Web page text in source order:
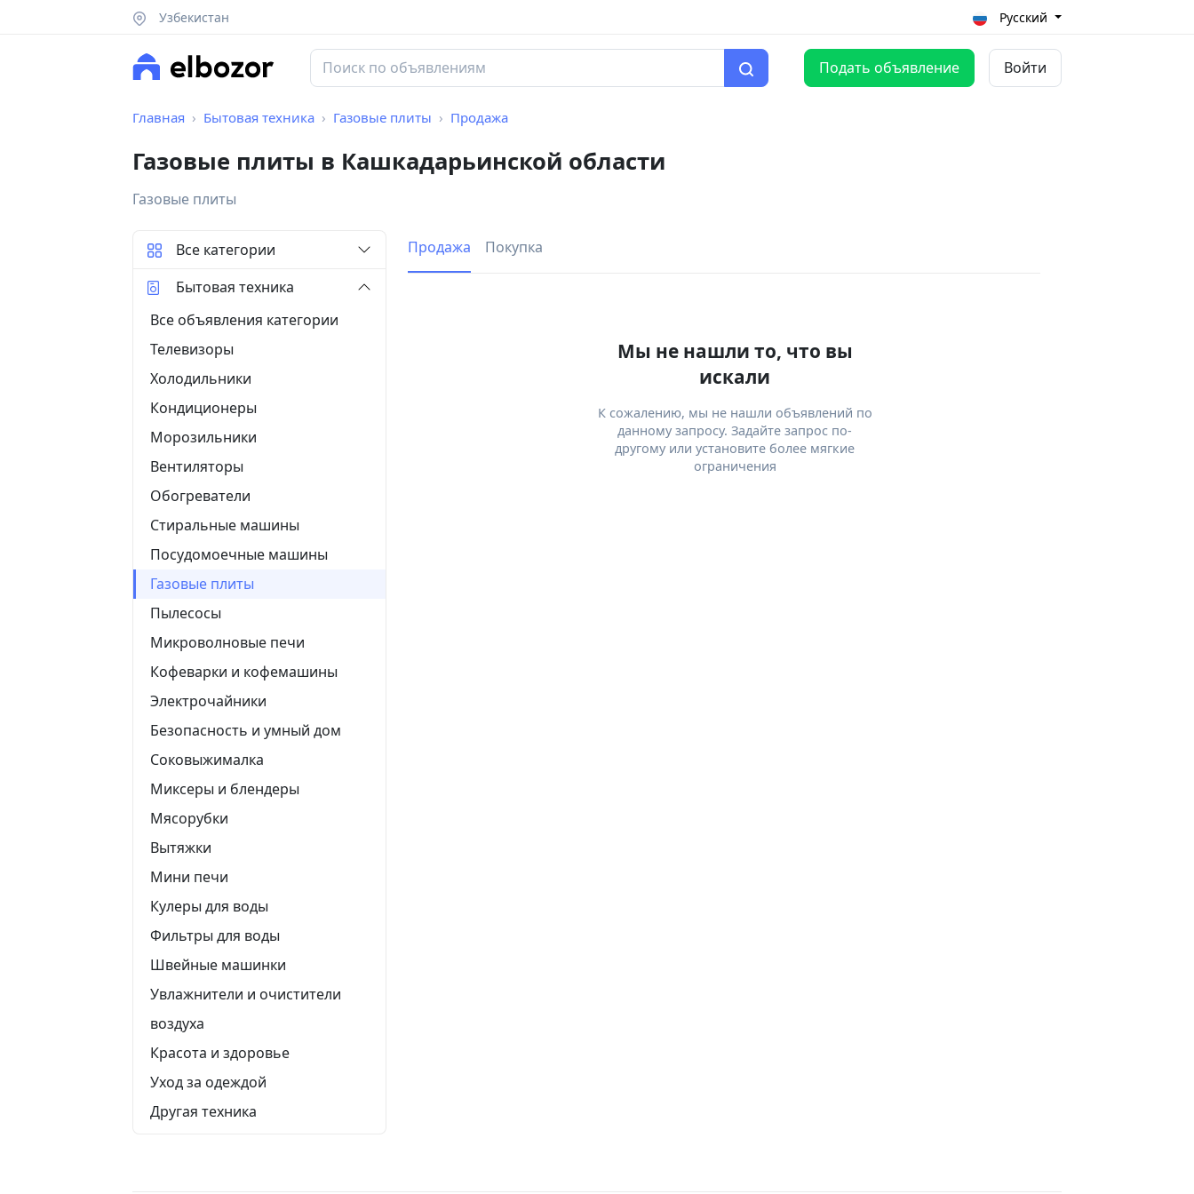
Узбекистан Русский
Подать объявление Войти
Главная Бытовая техника Газовые плиты Продажа
Газовые плиты в Кашкадарьинской области
Газовые плиты
Продажа Покупка
Мы не нашли то, что вы
искали
К сожалению, мы не нашли объявлений по
данному запросу. Задайте запрос по-
другому или установите более мягкие
ограничения
Все категории
Бытовая техника
Все объявления категории
Телевизоры
Холодильники
Кондиционеры
Морозильники
Вентиляторы
Обогреватели
Стиральные машины
Посудомоечные машины
Газовые плиты
Пылесосы
Микроволновые печи
Кофеварки и кофемашины
Электрочайники
Безопасность и умный дом
Соковыжималка
Миксеры и блендеры
Мясорубки
Вытяжки
Мини печи
Кулеры для воды
Фильтры для воды
Швейные машинки
Увлажнители и очистители
воздуха
Красота и здоровье
Уход за одеждой
Другая техника